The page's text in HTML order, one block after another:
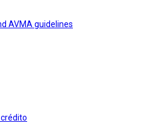
AVMA guidelines